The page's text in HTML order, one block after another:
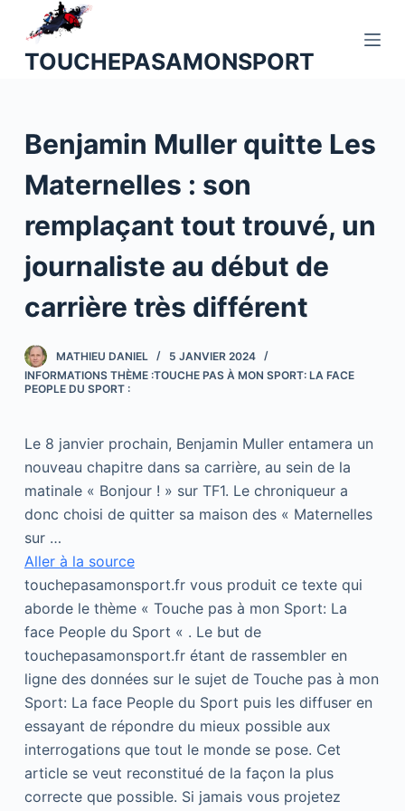
o
n
e
u
TOUCHEPASAMONSPORT
Benjamin Muller quitte Les
Maternelles : son
remplaçant tout trouvé, un
journaliste au début de
carrière très différent
MATHIEU DANIEL
5 JANVIER 2024
INFORMATIONS THÈME :TOUCHE PAS À MON SPORT: LA FACE
PEOPLE DU SPORT :
Le 8 janvier prochain, Benjamin Muller entamera un
nouveau chapitre dans sa carrière, au sein de la
matinale « Bonjour ! » sur TF1. Le chroniqueur a
donc choisi de quitter sa maison des « Maternelles
sur …
Aller à la source
touchepasamonsport.fr vous produit ce texte qui
aborde le thème « Touche pas à mon Sport: La
face People du Sport « . Le but de
touchepasamonsport.fr étant de rassembler en
ligne des données sur le sujet de Touche pas à mon
Sport: La face People du Sport puis les diffuser en
essayant de répondre du mieux possible aux
interrogations que tout le monde se pose. Cet
article se veut reconstitué de la façon la plus
correcte que possible. Si jamais vous projetez